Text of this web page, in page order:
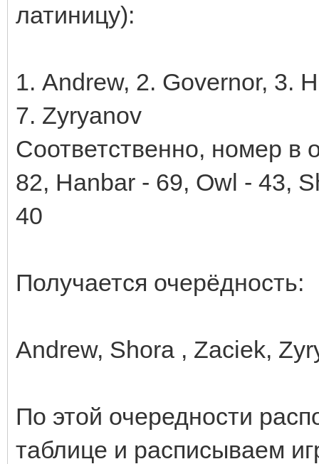
латиницу):
1. Andrew, 2. Governor, 3.
7. Zyryanov
Соответственно, номер в
82, Hanbar - 69, Owl - 43,
40
Получается очерёдность:
Andrew, Shora , Zaciek,
По этой очередности
таблице и расписываем